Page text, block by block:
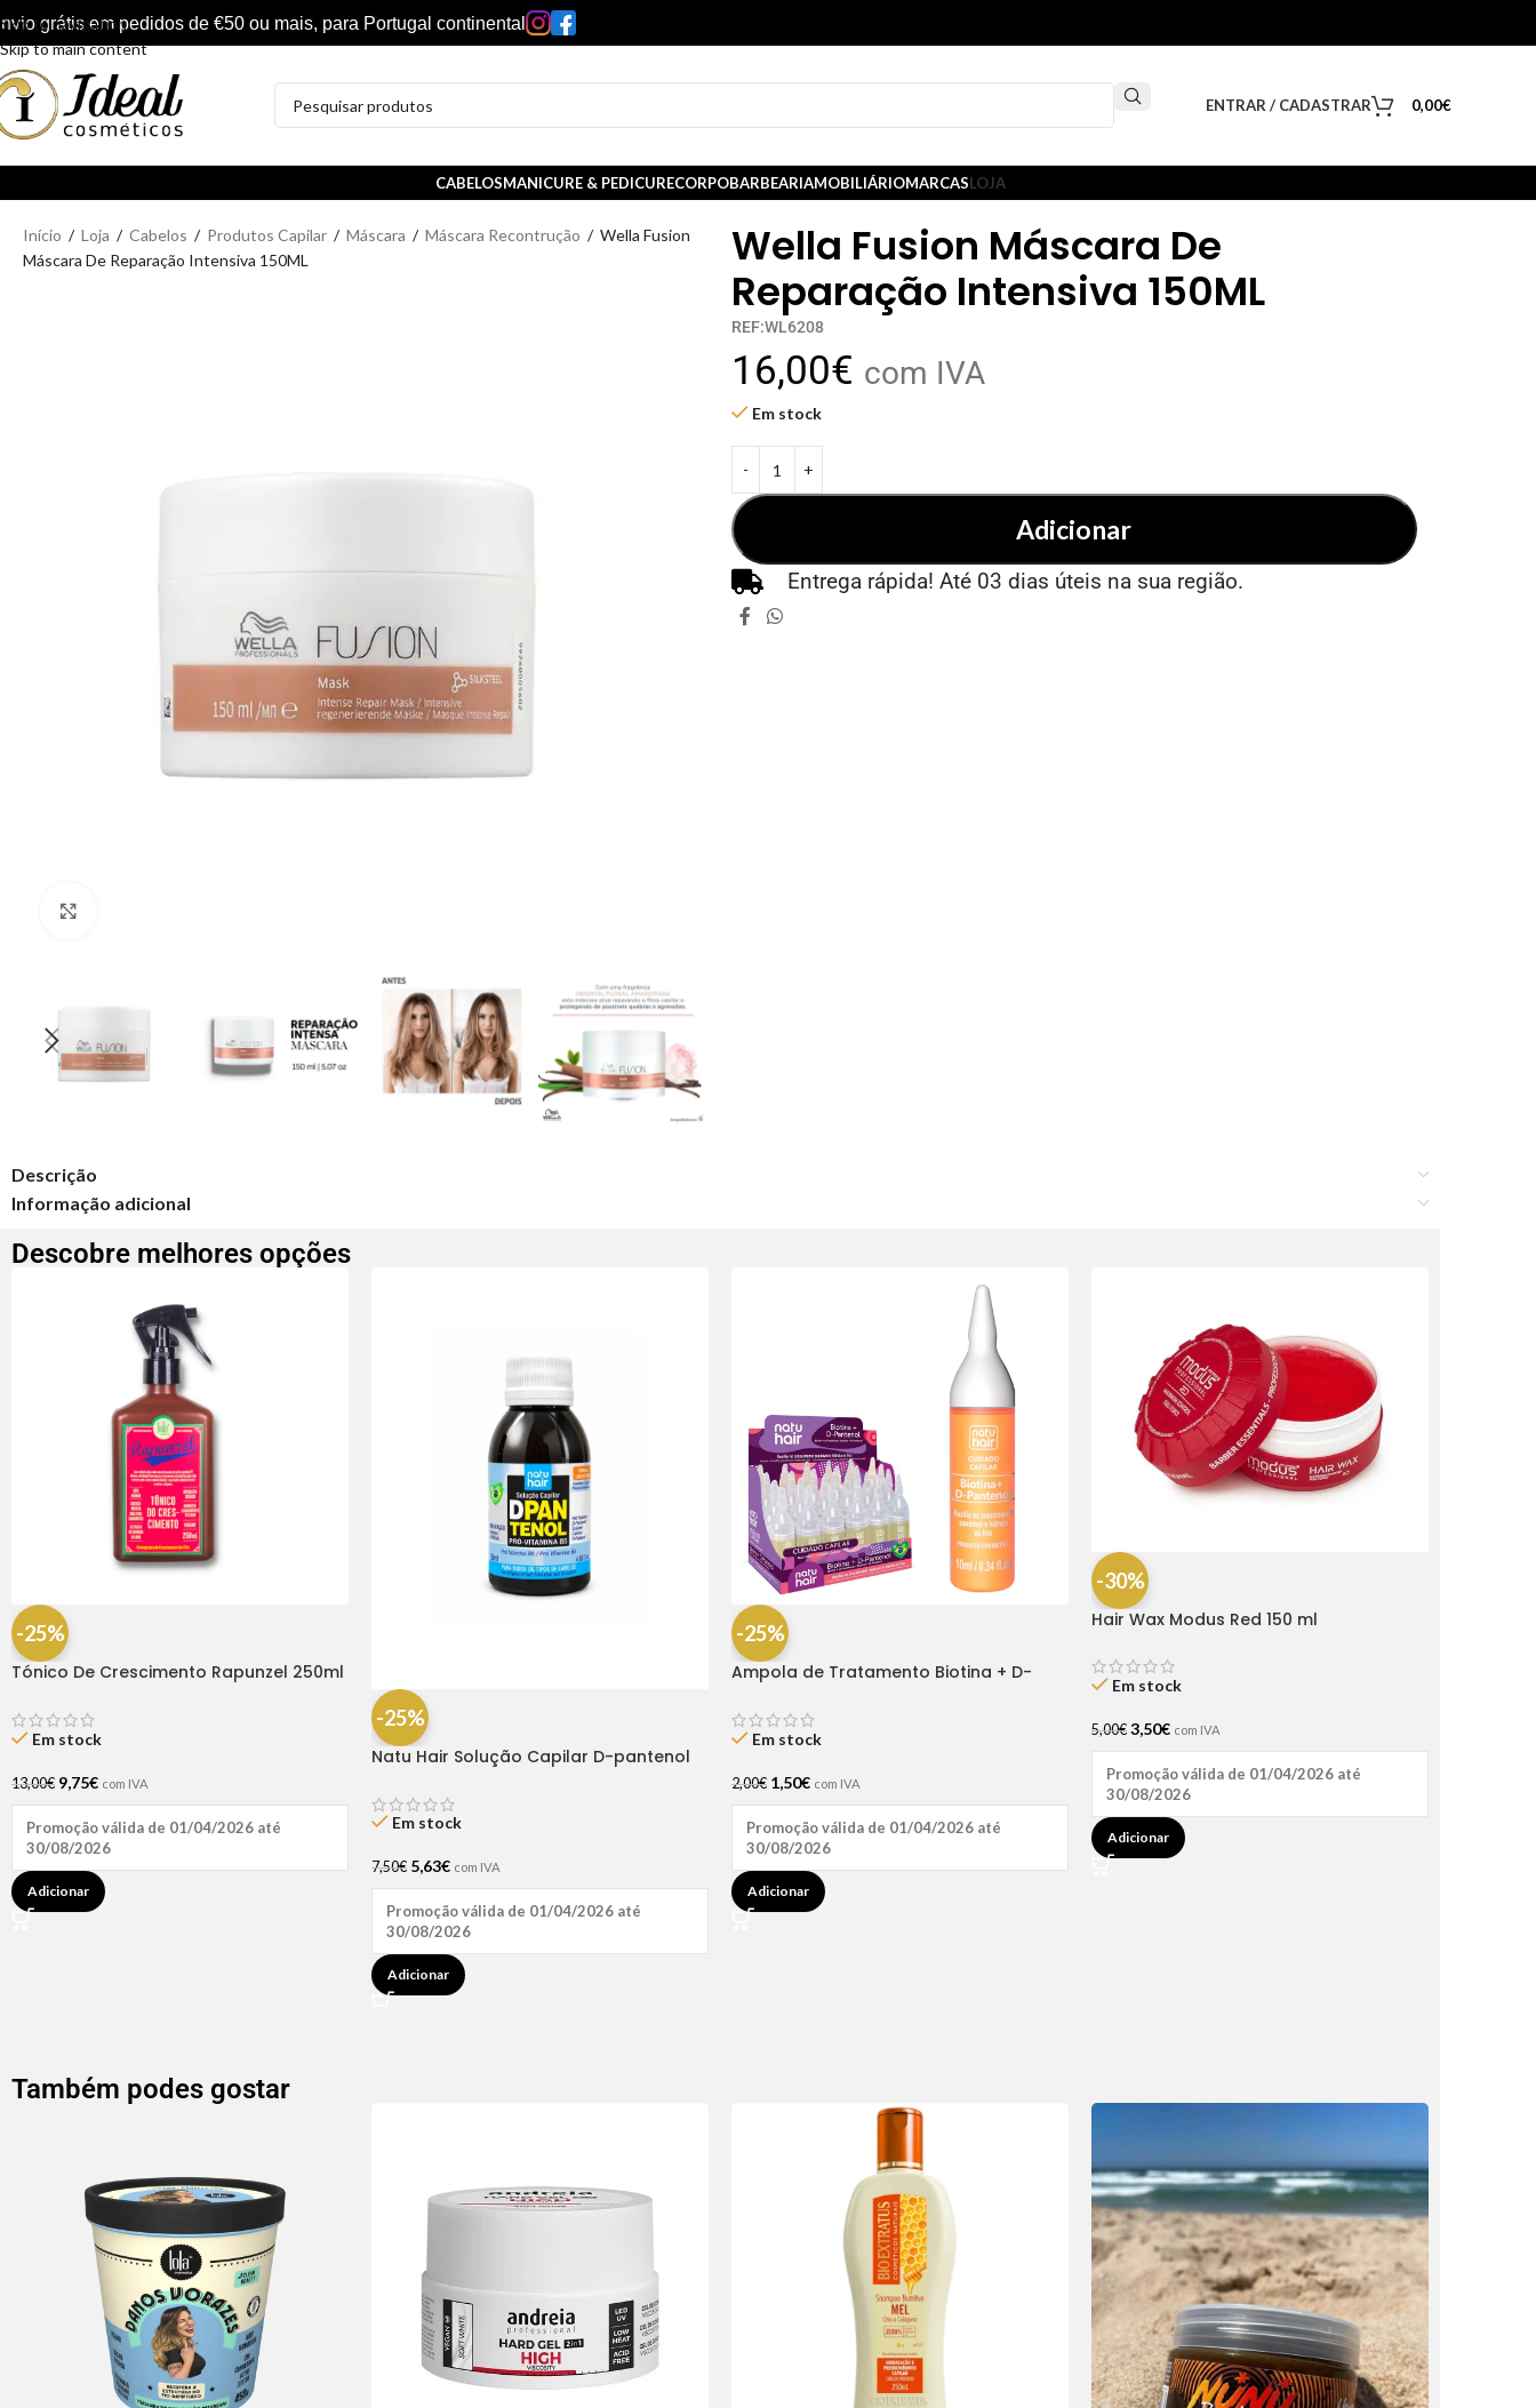
Skip to navigation
Skip to main content
grátis em pedidos de €50 ou mais, para Portugal continental
ENTRAR / CADASTRAR 0,00€
CABELOSMANICURE & PEDICURECORPOBARBEARIAMOBILIÁRIOMARCASLOJA
Início / Loja / Cabelos / Produtos Capilar / Máscara / Máscara Recontrução / Wella Fusion
Máscara De Reparação Intensiva 150ML
Wella Fusion Máscara De
Reparação Intensiva 150ML
REF:WL6208
16,00€ com IVA
Em stock
Adicionar
Entrega rápida! Até 03 dias úteis na sua região.
Descrição
Informação adicional
Descobre melhores opções
-25%
Tónico De Crescimento Rapunzel 250ml
Em stock
13,00€ 9,75€ com IVA
Promoção válida de 01/04/2026 até
30/08/2026
Adicionar
-25%
Natu Hair Solução Capilar D-pantenol
Em stock
7,50€ 5,63€ com IVA
Promoção válida de 01/04/2026 até
30/08/2026
Adicionar
-25%
Ampola de Tratamento Biotina + D-
Em stock
2,00€ 1,50€ com IVA
Promoção válida de 01/04/2026 até
30/08/2026
Adicionar
-30%
Hair Wax Modus Red 150 ml
Em stock
5,00€ 3,50€ com IVA
Promoção válida de 01/04/2026 até
30/08/2026
Adicionar
Também podes gostar